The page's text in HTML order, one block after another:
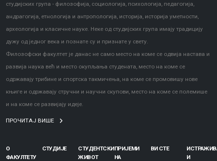
студијских група - филозофија, социологија, психологија, педагогија,
андрагогија, етнологија и антропологија, историја, историја уметности,
археологија и класичне науке. Неке од студијских група имају традицију
дужу од једног века и познате су и признате у свету.
Филозофски факултет је данас не само место на коме се одвија настава и
развија наука већ и место окупљања студената, место на коме се
одржавају трибине и спортска такмичења, на коме се промовишу нове
књиге и одржавају стручни и научни скупови, место на коме се полемише
и на коме се развијају идеје.
ПРОЧИТАЈ ВИШЕ
О
ФАКУЛТЕТУ
СТУДИЈЕ
СТУДЕНТСКИ
ЖИВОТ
ПРИЈЕМИ
НА
ВИ СТЕ
И